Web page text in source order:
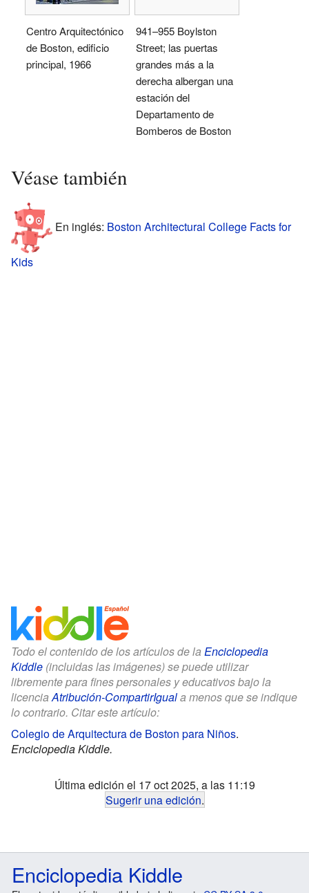
Centro Arquitectónico
de Boston, edificio
principal, 1966
941–955 Boylston
Street; las puertas
grandes más a la
derecha albergan una
estación del
Departamento de
Bomberos de Boston
Véase también
En inglés: Boston Architectural College Facts for
Kids
Todo el contenido de los artículos de la Enciclopedia
Kiddle (incluidas las imágenes) se puede utilizar
libremente para fines personales y educativos bajo la
licencia Atribución-CompartirIguala menos que se indique
lo contrario. Citar este artículo:
Colegio de Arquitectura de Boston para Niños.
Enciclopedia Kiddle.
Última edición el 17 oct 2025, a las 11:19
Sugerir una edición.
Enciclopedia Kiddle